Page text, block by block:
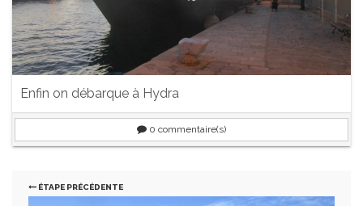
Enfin on débarque à Hydra
0 commentaire(s)
ÉTAPE PRÉCÉDENTE